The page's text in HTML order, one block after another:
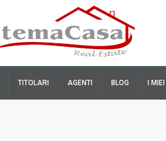
TITOLARI AGENTI BLOG I